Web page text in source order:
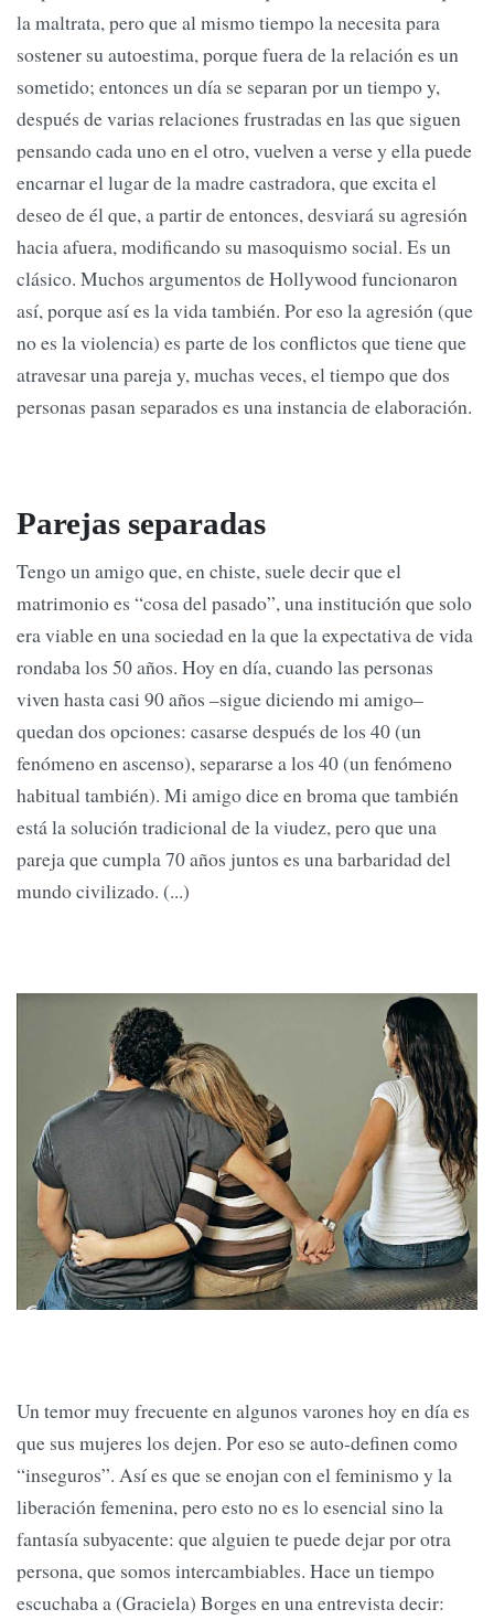
la maltrata, pero que al mismo tiempo la necesita para
sostener su autoestima, porque fuera de la relación es un
sometido; entonces un día se separan por un tiempo y,
después de varias relaciones frustradas en las que siguen
pensando cada uno en el otro, vuelven a verse y ella puede
encarnar el lugar de la madre castradora, que excita el
deseo de él que, a partir de entonces, desviará su agresión
hacia afuera, modificando su masoquismo social. Es un
clásico. Muchos argumentos de Hollywood funcionaron
así, porque así es la vida también. Por eso la agresión (que
no es la violencia) es parte de los conflictos que tiene que
atravesar una pareja y, muchas veces, el tiempo que dos
personas pasan separados es una instancia de elaboración.
Parejas separadas
Tengo un amigo que, en chiste, suele decir que el
matrimonio es “cosa del pasado”, una institución que solo
era viable en una sociedad en la que la expectativa de vida
rondaba los 50 años. Hoy en día, cuando las personas
viven hasta casi 90 años –sigue diciendo mi amigo–
quedan dos opciones: casarse después de los 40 (un
fenómeno en ascenso), separarse a los 40 (un fenómeno
habitual también). Mi amigo dice en broma que también
está la solución tradicional de la viudez, pero que una
pareja que cumpla 70 años juntos es una barbaridad del
mundo civilizado. (...)
Un temor muy frecuente en algunos varones hoy en día es
que sus mujeres los dejen. Por eso se auto-definen como
“inseguros”. Así es que se enojan con el feminismo y la
liberación femenina, pero esto no es lo esencial sino la
fantasía subyacente: que alguien te puede dejar por otra
persona, que somos intercambiables. Hace un tiempo
escuchaba a (Graciela) Borges en una entrevista decir: